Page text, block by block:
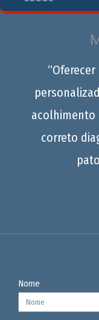
acolhimento
correto
Nome